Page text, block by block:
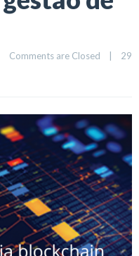
Comments are Closed
29